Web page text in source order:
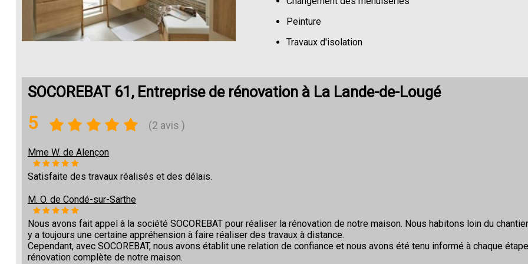
Peinture
Travaux d'isolation
SOCOREBAT 61, Entreprise de rénovation à La Lande-de-Lougé
5 (2 avis )
Mme W. de Alençon
Satisfaite des travaux réalisés et des délais.
M. O. de Condé-sur-Sarthe
Nous avons fait appel à la société SOCOREBAT pour réaliser la rénovation de notre maison. Nous habitons loin du
y a toujours une certaine appréhension à faire réaliser des travaux à distance.
Cependant, avec SOCOREBAT, nous avons établit une relation de confiance et nous avons été tenu informé à chaque
rénovation complète de notre maison.